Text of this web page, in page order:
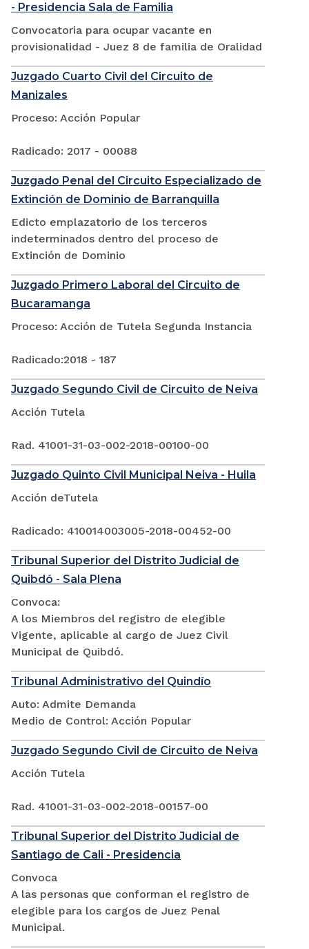
- Presidencia Sala de Familia
Convocatoria para ocupar vacante en
provisionalidad - Juez 8 de familia de Oralidad
Juzgado Cuarto Civil del Circuito de
Manizales
Proceso: Acción Popular
Radicado: 2017 - 00088
Juzgado Penal del Circuito Especializado de
Extinción de Dominio de Barranquilla
Edicto emplazatorio de los terceros
indeterminados dentro del proceso de
Extinción de Dominio
Juzgado Primero Laboral del Circuito de
Bucaramanga
Proceso: Acción de Tutela Segunda Instancia
Radicado:2018 - 187
Juzgado Segundo Civil de Circuito de Neiva
Acción Tutela
Rad. 41001-31-03-002-2018-00100-00
Juzgado Quinto Civil Municipal Neiva - Huila
Acción deTutela
Radicado: 410014003005-2018-00452-00
Tribunal Superior del Distrito Judicial de
Quibdó - Sala Plena
Convoca:
A los Miembros del registro de elegible
Vigente, aplicable al cargo de Juez Civil
Municipal de Quibdó.
Tribunal Administrativo del Quindío
Auto: Admite Demanda
Medio de Control: Acción Popular
Juzgado Segundo Civil de Circuito de Neiva
Acción Tutela
Rad. 41001-31-03-002-2018-00157-00
Tribunal Superior del Distrito Judicial de
Santiago de Cali - Presidencia
Convoca
A las personas que conforman el registro de
elegible para los cargos de Juez Penal
Municipal.